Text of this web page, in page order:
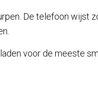
De telefoon wijst
voor de meeste